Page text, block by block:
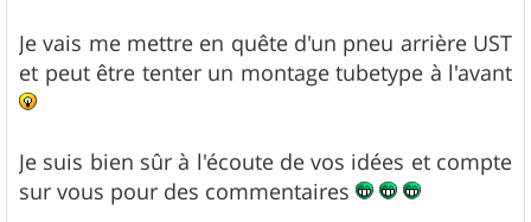
Je vais me mettre en quête d'un pneu arrière UST
et peut être tenter un montage tubetype à l'avant
Je suis bien sûr à l'écoute de vos idées et compte
sur vous pour des commentaires